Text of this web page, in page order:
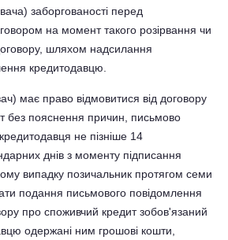
заборгованості перед
на момент такого розірвання чи
шляхом надсилання
кредитодавцю.
має право відмовитися від договору
без пояснення причин, письмово
не пізніше 14
днів з моменту підписання
випадку позичальник протягом семи
подання письмового повідомлення
про споживчий кредит зобов'язаний
одержані ним грошові кошти,